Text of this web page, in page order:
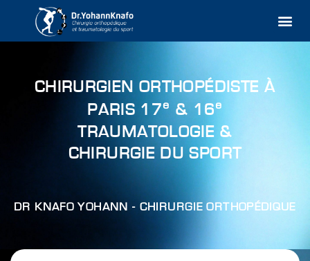
CHIRURGIEN ORTHOPÉDISTE À
PARIS 17e & 16e
TRAUMATOLOGIE &
CHIRURGIE DU SPORT
DR KNAFO YOHANN - CHIRURGIE ORTHOPÉDIQUE